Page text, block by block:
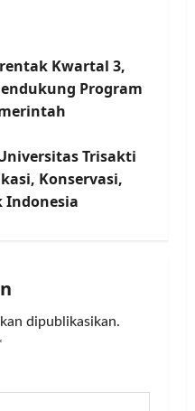
Kwartal 3,
Program
Trisakti
Konservasi,
Indonesia
dipublikasikan.